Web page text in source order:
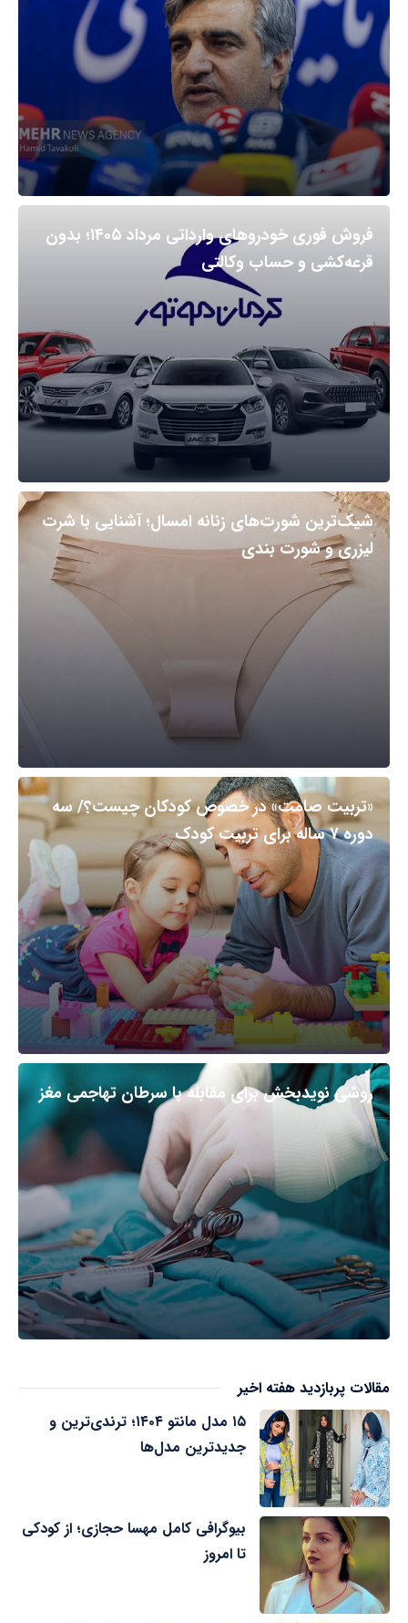
فروش فوری خودروهای وارداتی مرداد ۱۴۰۵؛ بدون
قرعه‌کشی و حساب وکالتی
شیک‌ترین شورت‌های زنانه امسال؛ آشنایی با شرت
لیزری و شورت بندی
«تربیت صامت» در خصوص کودکان چیست؟/ سه
دوره ۷ ساله برای تربیت کودک
روشی نویدبخش برای مقابله با سرطان تهاجمی مغز
مقالات پربازدید هفته اخیر
۱۵ مدل مانتو ۱۴۰۴؛ ترندی‌ترین و
جدیدترین مدل‌ها
بیوگرافی کامل مهسا حجازی؛ از کودکی
تا امروز